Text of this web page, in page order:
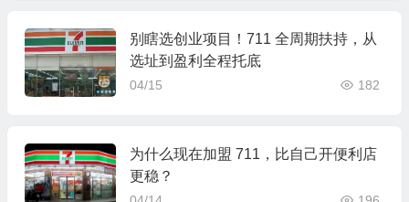
别瞎选创业项目！711 全周期扶持，从
选址到盈利全程托底
04/15 182
为什么现在加盟 711，比自己开便利店
更稳？